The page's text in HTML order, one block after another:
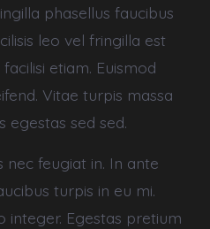
phasellus faucibus
leo vel fringilla est
etiam. Euismod
Vitae turpis massa
egestas sed sed.
nec feugiat in. In ante
turpis in eu mi.
integer. Egestas pretium